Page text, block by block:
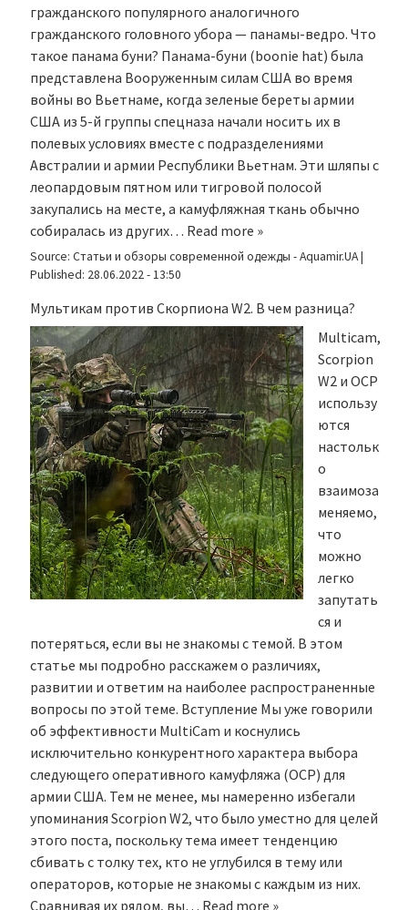
гражданского популярного аналогичного
гражданского головного убора — панамы-ведро. Что
такое панама буни? Панама-буни (boonie hat) была
представлена Вооруженным силам США во время
войны во Вьетнаме, когда зеленые береты армии
США из 5-й группы спецназа начали носить их в
полевых условиях вместе с подразделениями
Австралии и армии Республики Вьетнам. Эти шляпы с
леопардовым пятном или тигровой полосой
закупались на месте, а камуфляжная ткань обычно
собиралась из других… Read more »
Source: Статьи и обзоры современной одежды - Aquamir.UA|
Published: 28.06.2022 - 13:50
Мультикам против Скорпиона W2. В чем разница?
Multicam,
Scorpion
W2 и OCP
использу
ются
настольк
о
взаимоза
меняемо,
что
можно
легко
запутать
ся и
потеряться, если вы не знакомы с темой. В этом
статье мы подробно расскажем о различиях,
развитии и ответим на наиболее распространенные
вопросы по этой теме. Вступление Мы уже говорили
об эффективности MultiCam и коснулись
исключительно конкурентного характера выбора
следующего оперативного камуфляжа (OCP) для
армии США. Тем не менее, мы намеренно избегали
упоминания Scorpion W2, что было уместно для целей
этого поста, поскольку тема имеет тенденцию
сбивать с толку тех, кто не углубился в тему или
операторов, которые не знакомы с каждым из них.
Сравнивая их рядом, вы… Read more »